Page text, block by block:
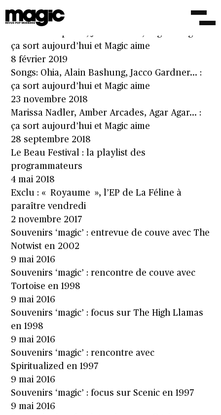
2 mai 2019
ça sort aujourd’hui et Magic aime
8 février 2019
Songs: Ohia, Alain Bashung, Jacco Gardner… :
ça sort aujourd’hui et Magic aime
23 novembre 2018
Marissa Nadler, Amber Arcades, Agar Agar… :
ça sort aujourd’hui et Magic aime
28 septembre 2018
Le Beau Festival : la playlist des
programmateurs
4 mai 2018
Exclu : « Royaume », l’EP de La Féline à
paraître vendredi
2 novembre 2017
Souvenirs ‘magic’ : entrevue de couve avec The
Notwist en 2002
9 mai 2016
Souvenirs ‘magic’ : rencontre de couve avec
Tortoise en 1998
9 mai 2016
Souvenirs ‘magic’ : focus sur The High Llamas
en 1998
9 mai 2016
Souvenirs ‘magic’ : rencontre avec
Spiritualized en 1997
9 mai 2016
Souvenirs ‘magic’ : focus sur Scenic en 1997
9 mai 2016